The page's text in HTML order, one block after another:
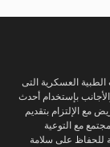
العسكرية التى
بإستخدام أحدث
الإلتزام بتقديم
مع التوعية
على سلامة